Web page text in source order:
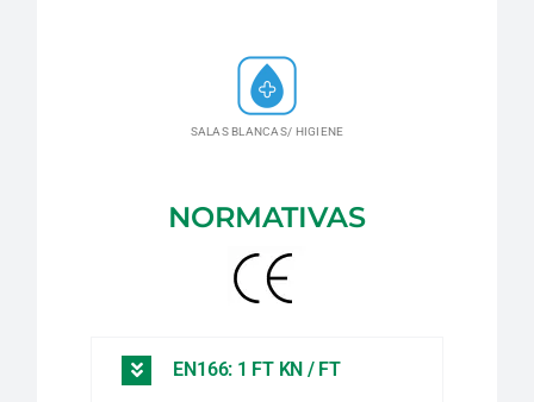
SALAS BLANCAS/ HIGIENE
NORMATIVAS
EN166: 1 FT KN / FT